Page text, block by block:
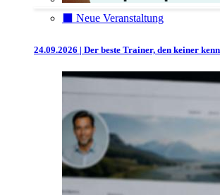
⬛️ Neue Veranstaltung
24.09.2026 | Der beste Trainer, den keiner